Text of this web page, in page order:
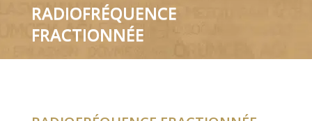
RADIOFRÉQUENCE
FRACTIONNÉE